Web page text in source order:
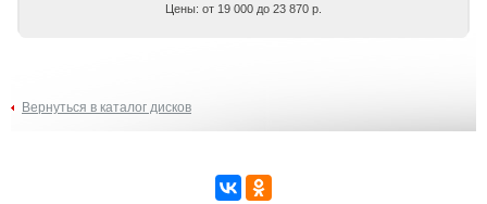
Цены: от 19 000 до 23 870 р.
Вернуться в каталог дисков